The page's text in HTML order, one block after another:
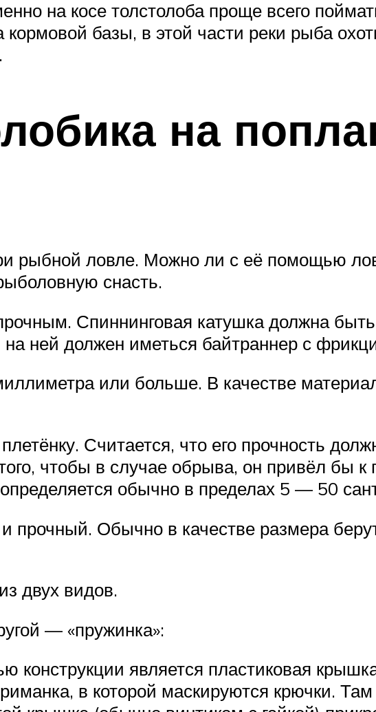
на косе толстолоба проще всего
кормовой базы, в этой части реки рыба
на
рыбной ловле. Можно ли с её помощью
снасть.
Спиннинговая катушка должна
ней должен иметься байтраннер с
или больше. В качестве
Считается, что его прочность
чтобы в случае обрыва, он привёл бы к
обычно в пределах 5 — 50
прочный. Обычно в качестве размера
двух видов.
— «пружинка»:
конструкции является пластиковая
в которой маскируются крючки. Там